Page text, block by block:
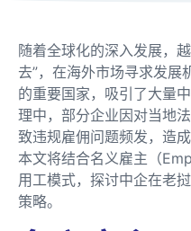
随着全球化的深入发展，
去”，在海外市场寻求发展
的重要国家，吸引了大量
理中，部分企业因对当地
致违规雇佣问题频发，造
本文将结合名义雇主（
用工模式，探讨中企在老
策略。